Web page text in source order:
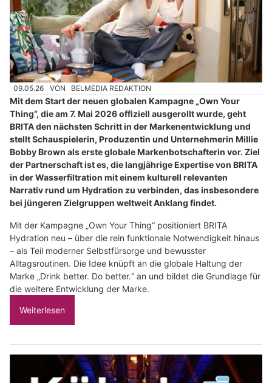
09.05.26 VON BELMEDIA REDAKTION
Mit dem Start der neuen globalen Kampagne „Own Your
Thing“, die am 7. Mai 2026 offiziell ausgerollt wurde, geht
BRITA den nächsten Schritt in der Markenentwicklung und
stellt Schauspielerin, Produzentin und Unternehmerin Millie
Bobby Brown als erste globale Markenbotschafterin vor. Ziel
der Partnerschaft ist es, die langjährige Expertise von BRITA
in der Wasserfiltration mit einem kulturell relevanten
Narrativ rund um Hydration zu verbinden, das insbesondere
bei jüngeren Zielgruppen weltweit Anklang findet.
Mit der Kampagne „Own Your Thing“ positioniert BRITA
Hydration neu – über die rein funktionale Notwendigkeit hinaus
– als Teil moderner Selbstfürsorge und bewusster
Alltagsroutinen. Die Idee knüpft an die globale Haltung der
Marke „Drink better. Do better.“ an und bildet die Grundlage für
die weitere Entwicklung der Marke.
Weiterlesen